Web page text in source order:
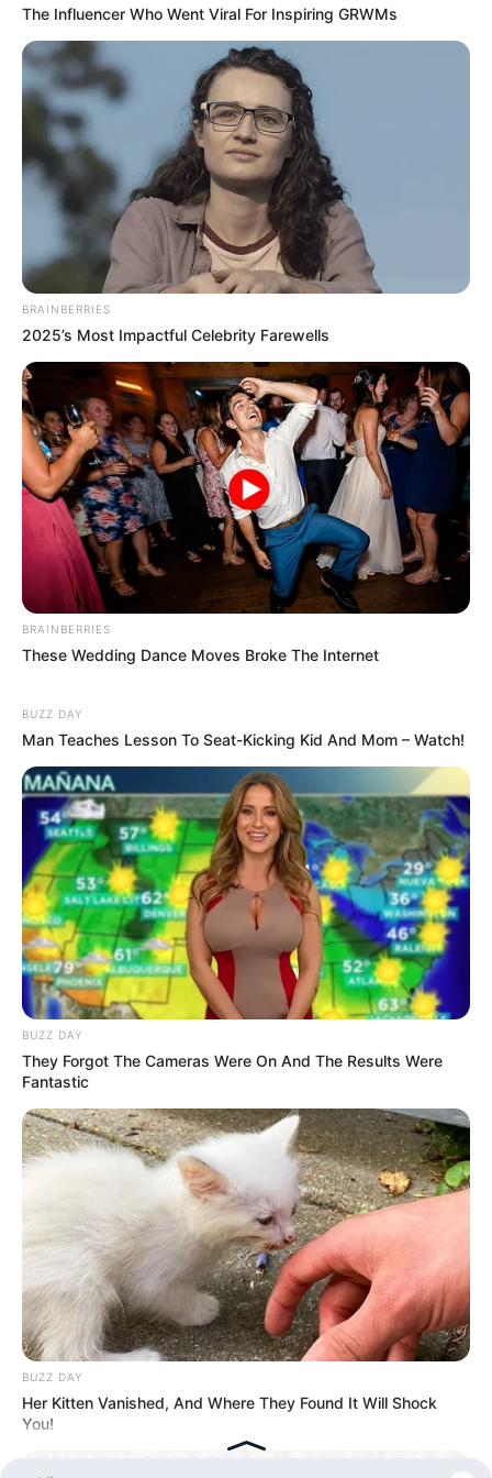
10 Pose Manekin Anti
Mainstream yang Konyol
Banget
8 Kata Lucu Seputar Malam
Minggu ala Jomblo yang Bikin
Ngenes
10 Desain Kanopi Tempat
Tidur, Serasa Beristirahat di
Kamar Raja
Tampil Lebih Modern, 7 Potret
Hasil Renovasi Rumah Berusia
90 Tahun
The Influencer Who Went Viral For Inspiring GRWMs
BRAINBERRIES
2025’s Most Impactful Celebrity Farewells
BRAINBERRIES
These Wedding Dance Moves Broke The Internet
BUZZ DAY
Man Teaches Lesson To Seat-Kicking Kid And Mom – Watch!
BUZZ DAY
They Forgot The Cameras Were On And The Results Were
Fantastic
BUZZ DAY
Her Kitten Vanished, And Where They Found It Will Shock
You!